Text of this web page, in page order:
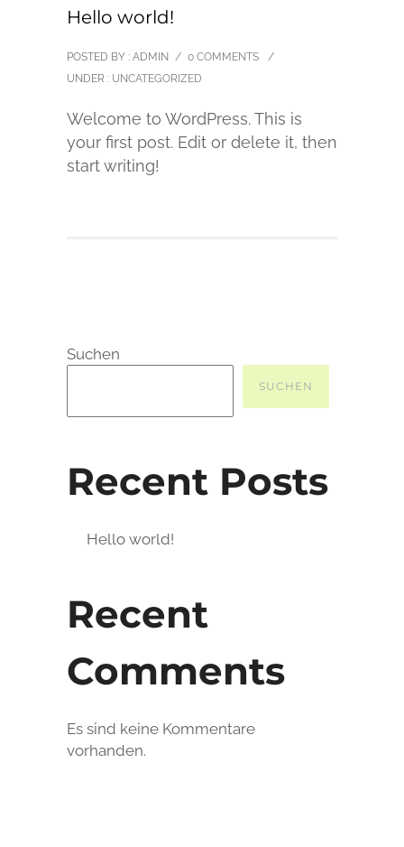
Hello world!
POSTED BY : ADMIN / 0 COMMENTS
/
UNDER : UNCATEGORIZED
Welcome to WordPress. This is
your first post. Edit or delete it, then
start writing!
Suchen
SUCHEN
Recent Posts
Hello world!
Recent
Comments
Es sind keine Kommentare
vorhanden.